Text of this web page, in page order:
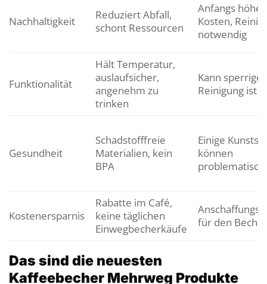
Nachhaltigkeit
Reduziert Abfall,
schont Ressourcen
Anfangs
Kosten,
notwendig
Funktionalität
Hält Temperatur,
auslaufsicher,
angenehm zu
trinken
Kann
Reinigung ist
Gesundheit
Schadstofffreie
Materialien, kein
BPA
Einige
können
problematisch
Kostenersparnis
Rabatte im Café,
keine täglichen
Einwegbecherkäufe
für den Becher
Das sind die neuesten
Kaffeebecher Mehrweg Produkte